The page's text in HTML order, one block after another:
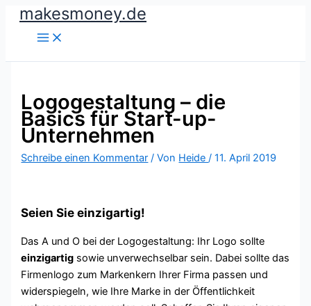
Zummakesmoney.de
Logogestaltung – die
Basics für Start-up-
Unternehmen
Schreibe einen Kommentar / Von Heide/11. April 2019
Seien Sie einzigartig!
Das A und O bei der Logogestaltung: Ihr Logo sollte
einzigartig sowie unverwechselbar sein. Dabei sollte das
Firmenlogo zum Markenkern Ihrer Firma passen und
widerspiegeln, wie Ihre Marke in der Öffentlichkeit